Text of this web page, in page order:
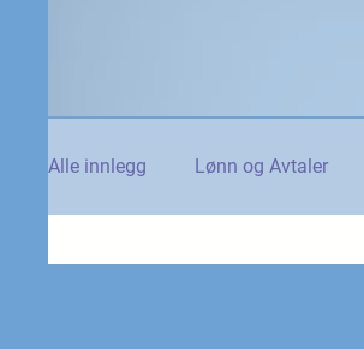
Alle innlegg Lønn og Avtaler
Norsk Tollblad Kurs og